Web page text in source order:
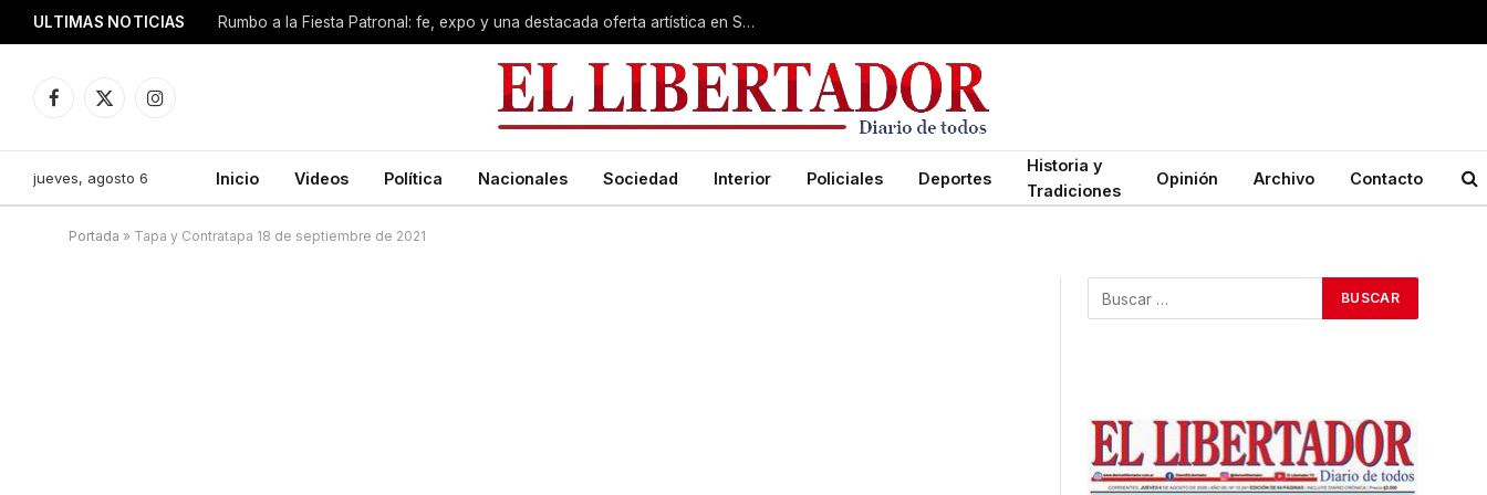
ULTIMAS NOTICIAS Rumbo a la Fiesta Patronal: fe, expo y una destacada oferta artística en San Roque
Facebook
X
Instagram
jueves, agosto 6 Inicio Videos Política Nacionales Sociedad Interior Policiales Deportes
Historia y
Tradiciones
Opinión Archivo Contacto
Portada » Tapa y Contratapa 18 de septiembre de 2021